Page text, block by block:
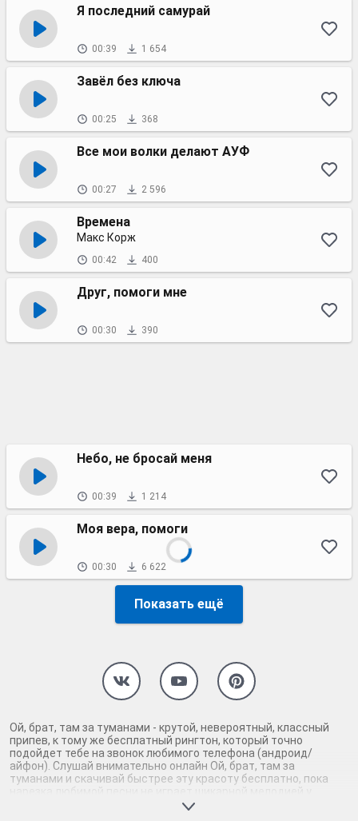
Я последний самурай
00:39 1 654
Завёл без ключа
00:25 368
Все мои волки делают АУФ
00:27 2 596
Времена
Макс Корж
00:42 400
Друг, помоги мне
00:30 390
Небо, не бросай меня
00:39 1 214
Моя вера, помоги
00:30 6 622
Показать ещё
Ой, брат, там за туманами - крутой, невероятный, классный
припев, к тому же бесплатный рингтон, который точно
подойдет тебе на звонок любимого телефона (андроид/
айфон). Слушай внимательно онлайн Ой, брат, там за
туманами и скачивай быстрее эту красоту бесплатно, пока
нарезка любимой песни не играет шикарной мелодией у
каждого второго на звонке. Будь первым, кто скачает